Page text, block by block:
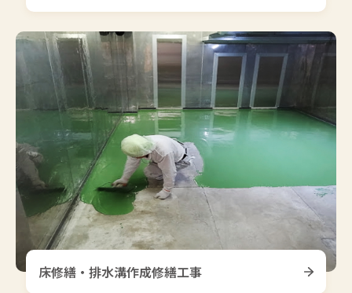
床修繕・排水溝作成修繕工事